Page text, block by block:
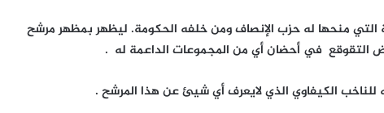
التي منحها له حزب الإنصاف ومن خلفه الحكومة. ليظهر بمظهر مرشح
التقوقع في أحضان أي من المجموعات الداعمة له .
الكيفاوي الذي لايعرف أي شيئ عن هذا المرشح .